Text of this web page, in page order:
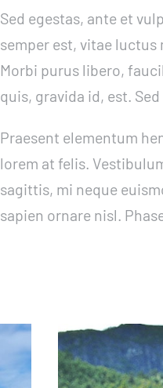
Sed egestas, ante et
semper est, vitae luctus
Morbi purus libero,
quis, gravida id, est.
Praesent elementum
lorem at felis.
sagittis, mi neque
sapien ornare nisl.